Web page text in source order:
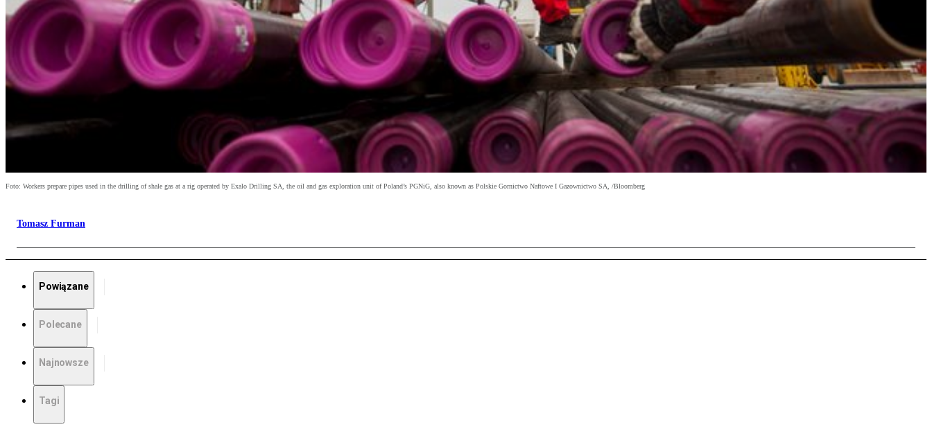
Foto: Workers prepare pipes used in the drilling of shale gas at a rig operated by Exalo Drilling SA, the oil and gas exploration unit of Poland’s PGNiG, also known as Polskie Gornictwo Naftowe I Gazownictwo SA, /Bloomberg
Tomasz Furman
Powiązane
Polecane
Najnowsze
Tagi